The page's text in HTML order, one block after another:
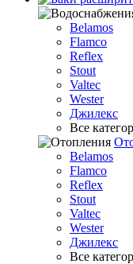
Belamos
Flamco
Reflex
Stout
Valtec
Wester
Джилекс
Все
Belamos
Flamco
Reflex
Stout
Valtec
Wester
Джилекс
Все